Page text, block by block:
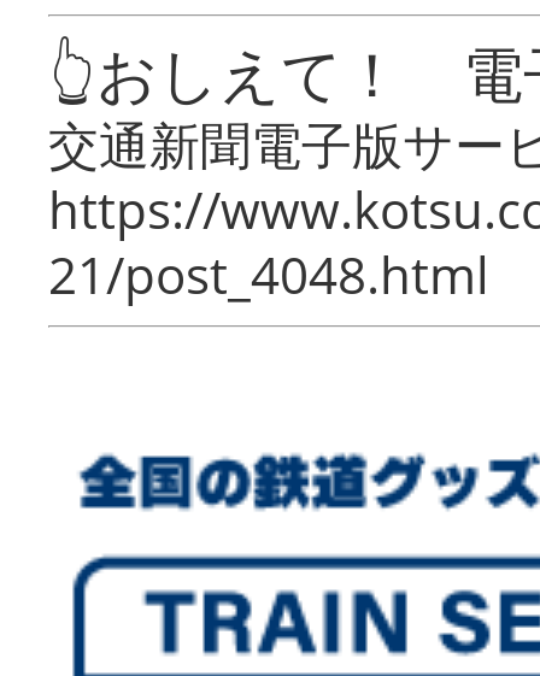
👆おしえて！ 電
交通新聞電子版サー
https://
21/post_4048.html